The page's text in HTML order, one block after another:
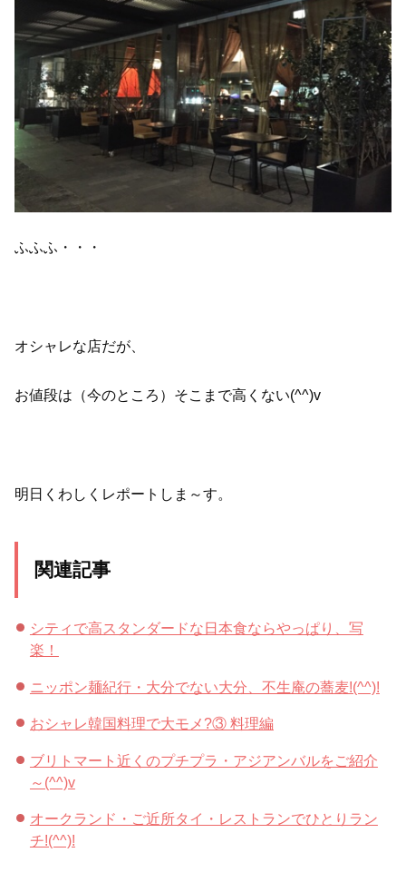
ふふふ・・・
オシャレな店だが、
お値段は（今のところ）そこまで高くない(^^)v
明日くわしくレポートしま～す。
関連記事
シティで高スタンダードな日本食ならやっぱり、写
楽！
ニッポン麺紀行・大分でない大分、不生庵の蕎麦!(^^)!
おシャレ韓国料理で大モメ?③ 料理編
ブリトマート近くのプチプラ・アジアンバルをご紹介
～(^^)v
オークランド・ご近所タイ・レストランでひとりラン
チ!(^^)!